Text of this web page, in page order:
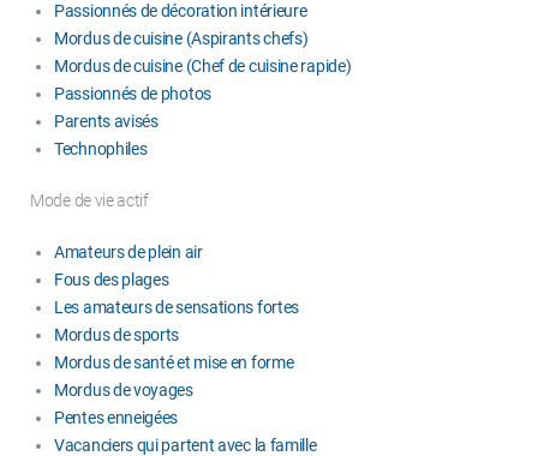
Passionnés de décoration intérieure
Mordus de cuisine (Aspirants chefs)
Mordus de cuisine (Chef de cuisine rapide)
Passionnés de photos
Parents avisés
Technophiles
Mode de vie actif
Amateurs de plein air
Fous des plages
Les amateurs de sensations fortes
Mordus de sports
Mordus de santé et mise en forme
Mordus de voyages
Pentes enneigées
Vacanciers qui partent avec la famille